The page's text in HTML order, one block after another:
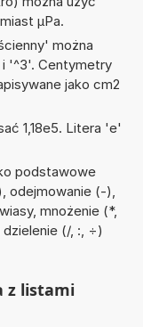
µPa.
można
'^3'. Centymetry
jako cm2
1,18e5. Litera 'e'
podstawowe
odejmowanie (-),
mnożenie (*,
(/, :, ÷)
z listami